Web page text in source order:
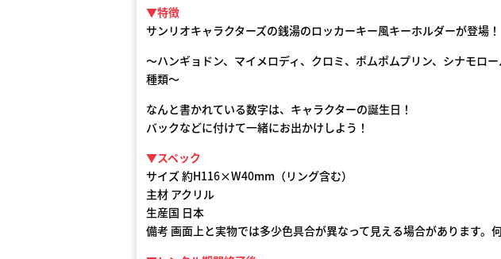
▼特徴
サンリオキャラクターズの銭湯のロッカーキー風キーホルダーが登場！
～ハンギョドン、マイメロディ、クロミ、ポムポムプリン、シナモロ
種類～
なんと書かれている数字は、キャラクターの誕生日！
バックなどに付けて一緒にお出かけしよう！
▼スペック
サイズ 約H116×W40mm（リング含む）
主材 アクリル
生産国 日本
備考 画面上と実物では多少色具合が異なって見える場合があります。